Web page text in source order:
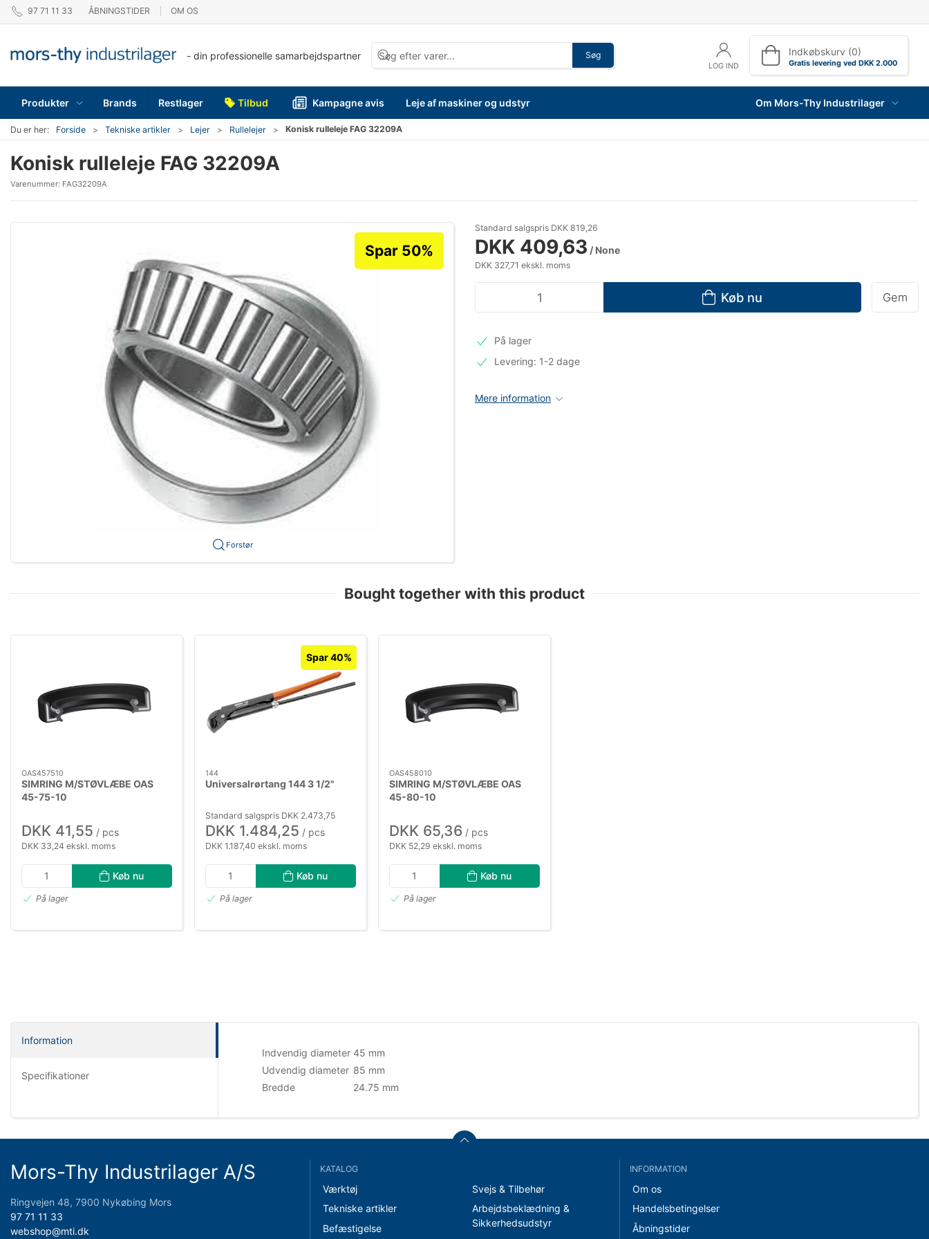
97 71 11 33 ÅBNINGSTIDER OM OS
- din professionelle samarbejdspartner Søg
LOG IND
Indkøbskurv (0)
Gratis levering ved DKK 2.000
Produkter Brands Restlager Tilbud Kampagne avis Leje af maskiner og udstyr Om Mors-Thy Industrilager
Du er her: Forside Tekniske artikler Lejer Rullelejer Konisk rulleleje FAG 32209A
Konisk rulleleje FAG 32209A
Varenummer: FAG32209A
Forstør
Spar 50%
Standard salgspris DKK 819,26
DKK 409,63 / None
DKK 327,71 ekskl. moms
Køb nu Gem
På lager
Levering: 1-2 dage
Mere information
Bought together with this product
OAS457510
SIMRING M/STØVLÆBE OAS
45-75-10
DKK 41,55 / pcs
DKK 33,24 ekskl. moms
Køb nu
På lager
Spar 40%
144
Universalrørtang 144 3 1/2"
Standard salgspris DKK 2.473,75
DKK 1.484,25 / pcs
DKK 1.187,40 ekskl. moms
Køb nu
På lager
OAS458010
SIMRING M/STØVLÆBE OAS
45-80-10
DKK 65,36 / pcs
DKK 52,29 ekskl. moms
Køb nu
På lager
Information
Specifikationer
Indvendig diameter 45 mm
Udvendig diameter 85 mm
Bredde
24.75 mm
Mors-Thy Industrilager A/S
Ringvejen 48, 7900 Nykøbing Mors
97 71 11 33
webshop@mti.dk
KATALOG
Værktøj
Tekniske artikler
Befæstigelse
Svejs & Tilbehør
Arbejdsbeklædning &
Sikkerhedsudstyr
INFORMATION
Om os
Handelsbetingelser
Åbningstider